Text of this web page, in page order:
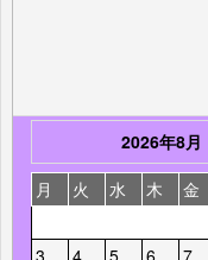
2026年8月
月
火 水 木 金